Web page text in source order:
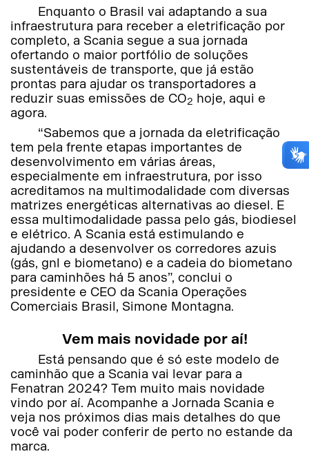
Enquanto o Brasil vai adaptando a sua
infraestrutura para receber a eletrificação por
completo, a Scania segue a sua jornada
ofertando o maior portfólio de soluções
sustentáveis de transporte, que já estão
prontas para ajudar os transportadores a
reduzir suas emissões de CO2 hoje, aqui e
agora.
“Sabemos que a jornada da eletrificação
tem pela frente etapas importantes de
desenvolvimento em várias áreas,
especialmente em infraestrutura, por isso
acreditamos na multimodalidade com diversas
matrizes energéticas alternativas ao diesel. E
essa multimodalidade passa pelo gás, biodiesel
e elétrico. A Scania está estimulando e
ajudando a desenvolver os corredores azuis
(gás, gnl e biometano) e a cadeia do biometano
para caminhões há 5 anos”, conclui o
presidente e CEO da Scania Operações
Comerciais Brasil, Simone Montagna.
Vem mais novidade por aí!
Está pensando que é só este modelo de
caminhão que a Scania vai levar para a
Fenatran 2024? Tem muito mais novidade
vindo por aí. Acompanhe a Jornada Scania e
veja nos próximos dias mais detalhes do que
você vai poder conferir de perto no estande da
marca.